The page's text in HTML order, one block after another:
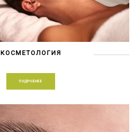
КОСМЕТОЛОГИЯ
ПОДРОБНЕЕ